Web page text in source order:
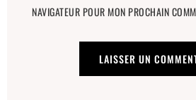
NAVIGATEUR POUR MON PROCHAIN